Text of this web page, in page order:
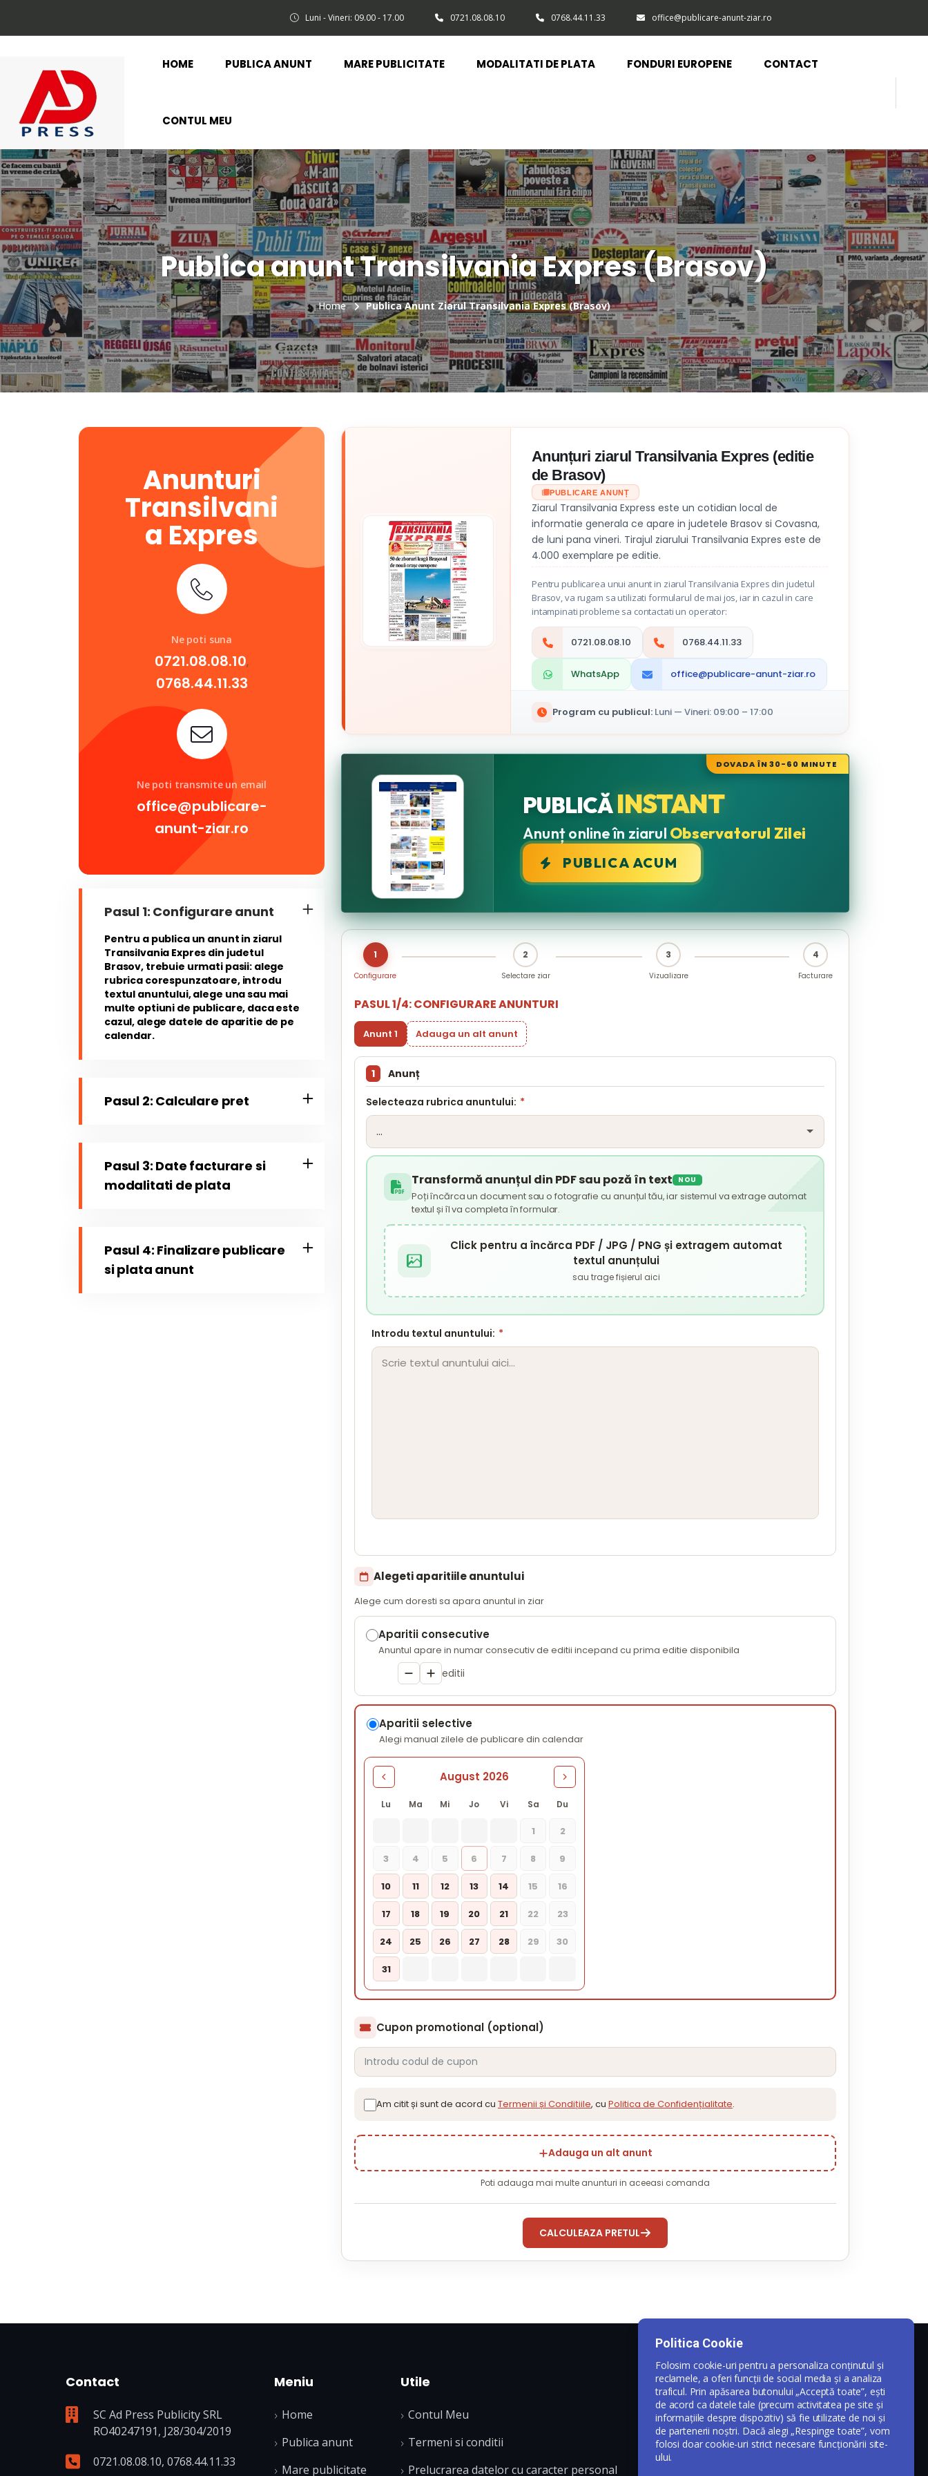
Luni - Vineri: 09.00 - 17.00 0721.08.08.10 0768.44.11.33 office@publicare-anunt-ziar.ro
HOME PUBLICA ANUNT MARE PUBLICITATE MODALITATI DE PLATA FONDURI EUROPENE CONTACT
CONTUL MEU
Publica anunt Transilvania Expres (Brasov)
Home Publica Anunt Ziarul Transilvania Expres (Brasov)
Anunturi
Transilvani
a Expres
Ne poti suna
0721.08.08.10,
0768.44.11.33
Ne poti transmite un email
office@publicare-
anunt-ziar.ro
Pasul 1: Configurare anunt
Pentru a publica un anunt in ziarul
Transilvania Expres din judetul
Brasov, trebuie urmati pasii: alege
rubrica corespunzatoare, introdu
textul anuntului, alege una sau mai
multe optiuni de publicare, daca este
cazul, alege datele de aparitie de pe
calendar.
Pasul 2: Calculare pret
Pasul 3: Date facturare si
modalitati de plata
Pasul 4: Finalizare publicare
si plata anunt
Anunțuri ziarul Transilvania Expres (editie
de Brasov)
PUBLICARE ANUNȚ
Ziarul Transilvania Express este un cotidian local de
informatie generala ce apare in judetele Brasov si Covasna,
de luni pana vineri. Tirajul ziarului Transilvania Expres este de
4.000 exemplare pe editie.
Pentru publicarea unui anunt in ziarul Transilvania Expres din judetul
Brasov, va rugam sa utilizati formularul de mai jos, iar in cazul in care
intampinati probleme sa contactati un operator:
0721.08.08.10 0768.44.11.33
WhatsApp office@publicare-anunt-ziar.ro
Program cu publicul: Luni — Vineri: 09:00 – 17:00
DOVADA ÎN 30-60 MINUTE
PUBLICĂINSTANT
Anunț online în ziarul Observatorul Zilei
PUBLICA ACUM
1
Configurare
2
Selectare ziar
3
Vizualizare
4
Facturare
PASUL 1/4: CONFIGURARE ANUNTURI
Anunt 1 Adauga un alt anunt
1 Anunț
Selecteaza rubrica anuntului: *
Transformă anunțul din PDF sau poză în text NOU
Poți încărca un document sau o fotografie cu anunțul tău, iar sistemul va extrage automat
textul și îl va completa în formular.
Click pentru a încărca PDF / JPG / PNG și extragem automat
textul anunțului
sau trage fișierul aici
Introdu textul anuntului: *
Alegeti aparitiile anuntului
Alege cum doresti sa apara anuntul in ziar
Aparitii consecutive
Anuntul apare in numar consecutiv de editii incepand cu prima editie disponibila
editii
Aparitii selective
Alegi manual zilele de publicare din calendar
August 2026
Lu Ma Mi Jo Vi Sa Du
1 2
3 4 5 6 7 8 9
10 11 12 13 14 15 16
17 18 19 20 21 22 23
24 25 26 27 28 29 30
31
Cupon promotional (optional)
Am citit și sunt de acord cu Termenii și Condițiile, cu Politica de Confidențialitate.
Adauga un alt anunt
Poti adauga mai multe anunturi in aceeasi comanda
CALCULEAZA PRETUL
Contact
SC Ad Press Publicity SRL
RO40247191, J28/304/2019
0721.08.08.10, 0768.44.11.33
Meniu
Home
Publica anunt
Mare publicitate
Utile
Contul Meu
Termeni si conditii
Prelucrarea datelor cu caracter personal
Politica Cookie
Folosim cookie-uri pentru a personaliza conținutul și
reclamele, a oferi funcții de social media și a analiza
traficul. Prin apăsarea butonului „Acceptă toate”, ești
de acord ca datele tale (precum activitatea pe site și
informațiile despre dispozitiv) să fie utilizate de noi și
de partenerii noștri. Dacă alegi „Respinge toate”, vom
folosi doar cookie-uri strict necesare funcționării site-
ului.